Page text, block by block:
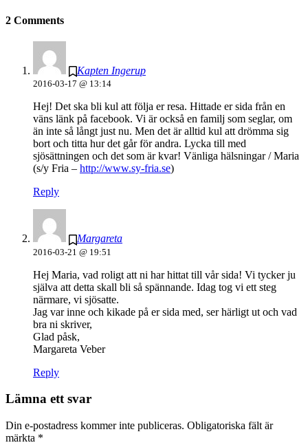
2 Comments
Kapten Ingerup
2016-03-17 @ 13:14
Hej! Det ska bli kul att följa er resa. Hittade er sida från en
väns länk på facebook. Vi är också en familj som seglar, om
än inte så långt just nu. Men det är alltid kul att drömma sig
bort och titta hur det går för andra. Lycka till med
sjösättningen och det som är kvar! Vänliga hälsningar / Maria
(s/y Fria – http://www.sy-fria.se)
Reply
Margareta
2016-03-21 @ 19:51
Hej Maria, vad roligt att ni har hittat till vår sida! Vi tycker ju
själva att detta skall bli så spännande. Idag tog vi ett steg
närmare, vi sjösatte.
Jag var inne och kikade på er sida med, ser härligt ut och vad
bra ni skriver,
Glad påsk,
Margareta Veber
Reply
Lämna ett svar
Din e-postadress kommer inte publiceras. Obligatoriska fält är
märkta *